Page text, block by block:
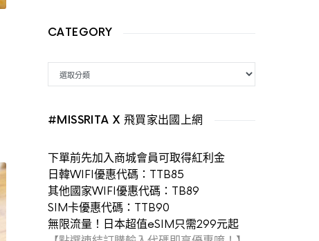
CATEGORY
#MISSRITA X 飛買家出國上網
下單前先加入商城會員可取得紅利金
日韓WIFI優惠代碼：TTB85
其他國家WIFI優惠代碼：TB89
SIM卡優惠代碼：TTB90
無限流量！日本超值eSIM只需299元起